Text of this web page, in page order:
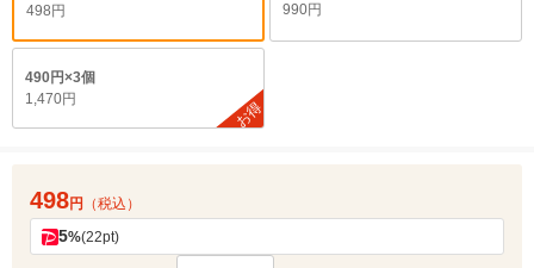
498円
990円
490円×3個
1,470円
お得
498円 （税込）
5%(22pt)